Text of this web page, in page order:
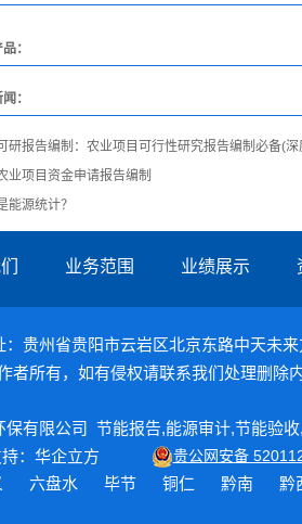
：
：
研报告编制：农业项目可行性研究报告编制必备(深
业项目资金申请报告编制
能源统计？
业务范围 业绩展示
贵州省贵阳市云岩区北京东路中天未来
所有，如有侵权请联系我们处理删除内
保有限公司 节能报告,能源审计,节能验收
： 华企立方 贵公网安备
六盘水 毕节 铜仁 黔南 黔